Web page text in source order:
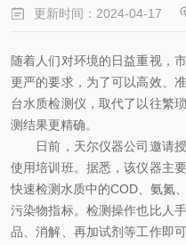
更新时间：2024-04-17
随着人们对环境的日益重视，
更严的要求，为了可以高效、
台水质检测仪，取代了以往繁
测结果更精确。
日前，天尔仪器公司邀请授
使用培训班。据悉，该仪器主
快速检测水质中的COD、氨氮
污染物指标。检测操作也比人
品、消解、再加试剂等工作即